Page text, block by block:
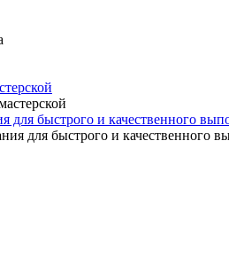
для быстрого и качественного